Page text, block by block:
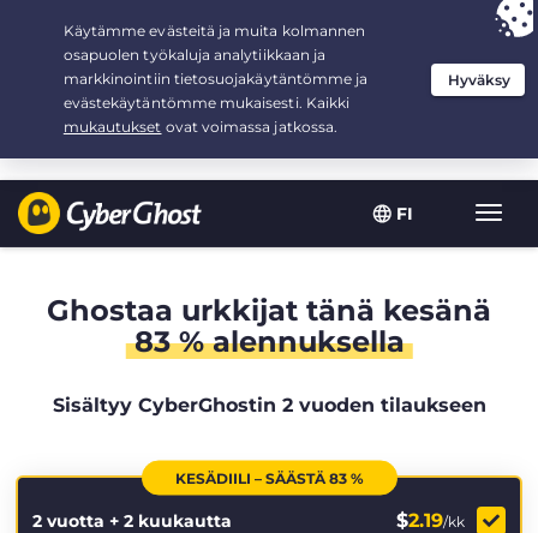
FI
Your choice:The Best Dealfor 2.1666666666667-years at $
/month
Ghostaa urkkijat tänä kesänä
83 % alennuksella
Sisältyy CyberGhostin 2 vuoden tilaukseen
KESÄDIILI – SÄÄSTÄ 83 %
2 vuotta + 2 kuukautta $2.19/kk